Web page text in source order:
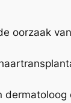
oorzaak